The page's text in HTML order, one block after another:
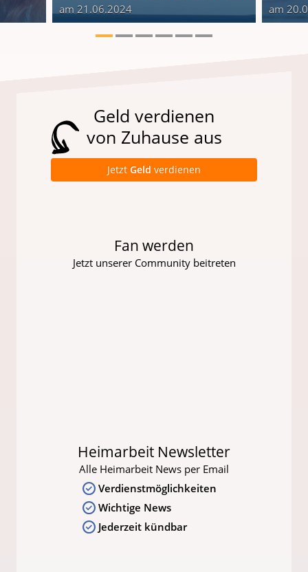
am 21.06.2024 am
Geld verdienen
von Zuhause aus
Jetzt Geld verdienen
Fan werden
Jetzt unserer Community beitreten
Heimarbeit Newsletter
Alle Heimarbeit News per Email
Verdienstmöglichkeiten
Wichtige News
Jederzeit kündbar